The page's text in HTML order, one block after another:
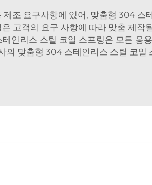
제조 요구사항에 있어, 맞춤형 304 스
고객의 요구 사항에 따라 맞춤 제작
인리스 스틸 코일 스프링은 모든
의 맞춤형 304 스테인리스 스틸 코